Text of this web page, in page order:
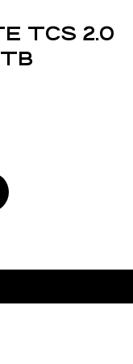
TCS 2.0